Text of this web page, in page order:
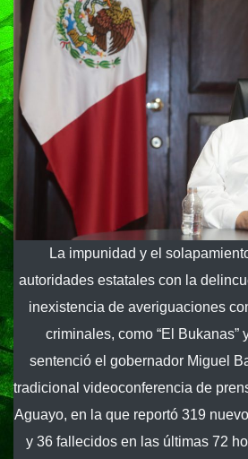
La impunidad y el
autoridades estatales con la
inexistencia de averiguaciones
criminales, como “El Bukanas”
sentenció el gobernador Miguel
tradicional videoconferencia de
Aguayo, en la que reportó 319
y 36 fallecidos en las últimas 72